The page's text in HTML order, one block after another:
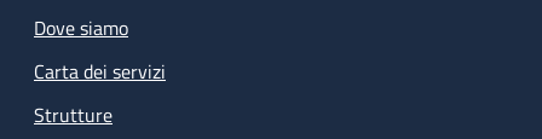
Dove siamo
Carta dei servizi
Strutture